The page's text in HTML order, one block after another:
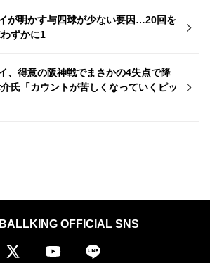
が明かす与四球が少ない要因…20回を
ずかに1
、得意の阪神戦でまさかの4失点で降
氏「カウントが苦しくなっていくピッ
OFFICIAL SNS